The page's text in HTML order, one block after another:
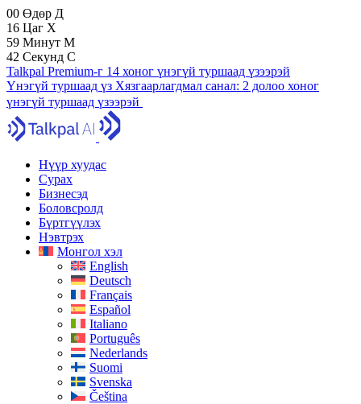
00 Өдөр Д
16 Цаг Х
59 Минут М
41 Секунд С
Talkpal Premium-г 14 хоног үнэгүй туршаад үзээрэй
Үнэгүй туршаад үз Хязгаарлагдмал санал: 2 долоо хоног
үнэгүй туршаад үзээрэй
Нүүр хуудас
Сурах
Бизнесэд
Боловсролд
Бүртгүүлэх
Нэвтрэх
Монгол хэл
English
Deutsch
Français
Español
Italiano
Português
Nederlands
Suomi
Svenska
Čeština